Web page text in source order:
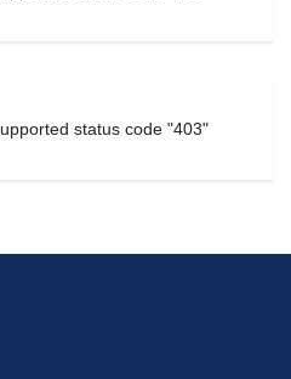
status code "403"